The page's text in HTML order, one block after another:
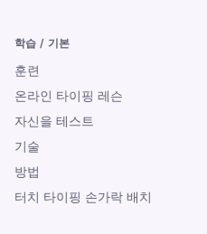
학습 / 기본
훈련
온라인 타이핑 레슨
자신을 테스트
기술
방법
터치 타이핑 손가락 배치